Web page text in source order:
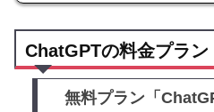
ChatGPTの料金プラン
無料プラン「